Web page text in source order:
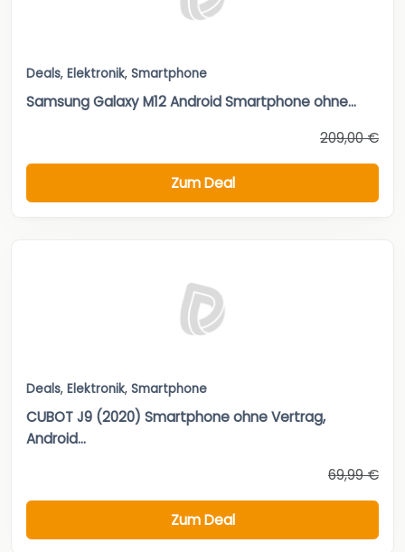
Deals, Elektronik, Smartphone
Samsung Galaxy M12 Android Smartphone ohne...
209,00 €
Zum Deal
Deals, Elektronik, Smartphone
CUBOT J9 (2020) Smartphone ohne Vertrag,
Android...
69,99 €
Zum Deal